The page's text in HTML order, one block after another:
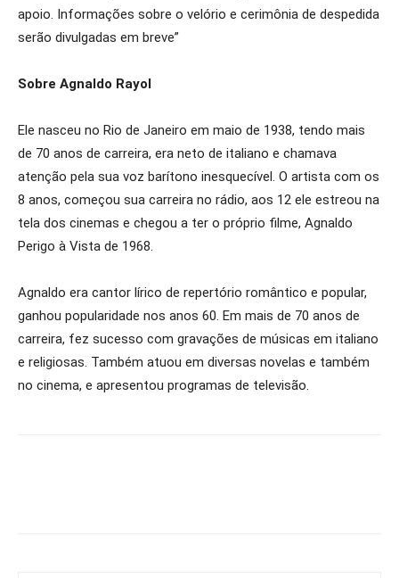
apoio. Informações sobre o velório e cerimônia de despedida
serão divulgadas em breve”
Sobre Agnaldo Rayol
Ele nasceu no Rio de Janeiro em maio de 1938, tendo mais
de 70 anos de carreira, era neto de italiano e chamava
atenção pela sua voz barítono inesquecível. O artista com os
8 anos, começou sua carreira no rádio, aos 12 ele estreou na
tela dos cinemas e chegou a ter o próprio filme, Agnaldo
Perigo à Vista de 1968.
Agnaldo era cantor lírico de repertório romântico e popular,
ganhou popularidade nos anos 60. Em mais de 70 anos de
carreira, fez sucesso com gravações de músicas em italiano
e religiosas. Também atuou em diversas novelas e também
no cinema, e apresentou programas de televisão.